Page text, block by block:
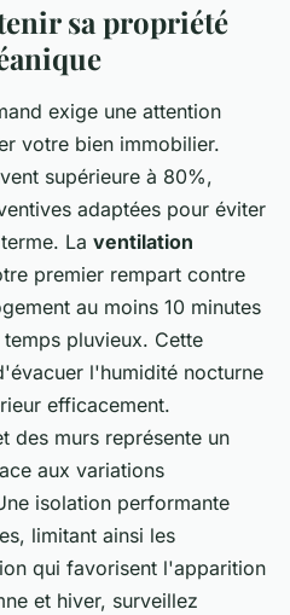
sa propriété
exige une attention
votre bien immobilier.
supérieure à 80%,
adaptées pour éviter
La ventilation
premier rempart contre
au moins 10 minutes
pluvieux. Cette
l'humidité nocturne
efficacement.
des murs représente un
aux variations
isolation performante
limitant ainsi les
qui favorisent l'apparition
et hiver, surveillez